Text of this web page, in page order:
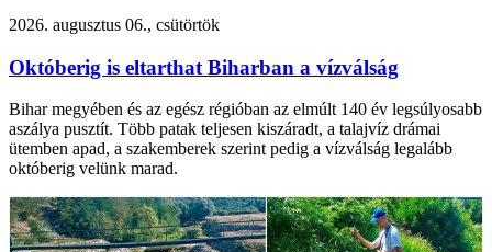
2026. augusztus 06., csütörtök
Októberig is eltarthat Biharban a vízválság
Bihar megyében és az egész régióban az elmúlt 140 év legsúlyosabb
aszálya pusztít. Több patak teljesen kiszáradt, a talajvíz drámai
ütemben apad, a szakemberek szerint pedig a vízválság legalább
októberig velünk marad.